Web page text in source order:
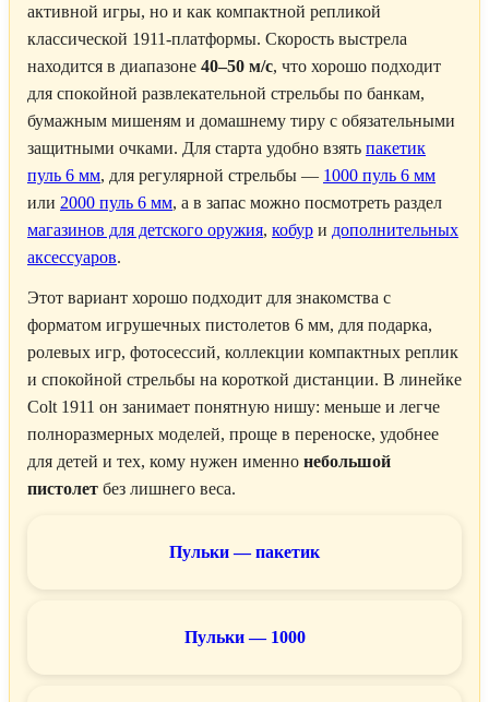
активной игры, но и как компактной репликой
классической 1911-платформы. Скорость выстрела
находится в диапазоне 40–50 м/с, что хорошо подходит
для спокойной развлекательной стрельбы по банкам,
бумажным мишеням и домашнему тиру с обязательными
защитными очками. Для старта удобно взять пакетик
пуль 6 мм, для регулярной стрельбы — 1000 пуль 6 мм
или 2000 пуль 6 мм, а в запас можно посмотреть раздел
магазинов для детского оружия, кобур и дополнительных
аксессуаров.
Этот вариант хорошо подходит для знакомства с
форматом игрушечных пистолетов 6 мм, для подарка,
ролевых игр, фотосессий, коллекции компактных реплик
и спокойной стрельбы на короткой дистанции. В линейке
Colt 1911 он занимает понятную нишу: меньше и легче
полноразмерных моделей, проще в переноске, удобнее
для детей и тех, кому нужен именно небольшой
пистолет без лишнего веса.
Пульки — пакетик
Пульки — 1000